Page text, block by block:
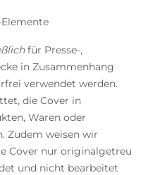
für Presse-,
in Zusammenhang
verwendet werden.
die Cover in
Waren oder
Zudem weisen wir
Cover nur originalgetreu
und nicht bearbeitet